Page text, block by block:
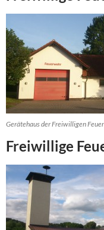
Gerätehaus der Freiwilligen
Freiwillige